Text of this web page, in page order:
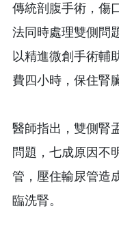
傳統剖腹手術，傷
法同時處理雙側問
以精進微創手術輔
費四小時，保住腎
醫師指出，雙側腎
問題，七成原因不
管，壓住輸尿管造
臨洗腎。